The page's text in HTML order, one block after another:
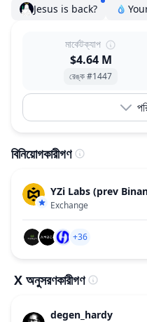
Jesus is back?
মার্কেটক্যাপ
$4.64 M
রেঙ্ক #1447
বিনিয়োগকারীগণ
YZi Labs (prev
Exchange
+36
X অনুসরণকারীগণ
degen_hardy